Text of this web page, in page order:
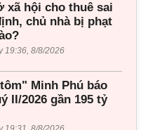
xã hội cho thuê sai
chủ nhà bị phạt
19:36, 8/8/2026
Minh Phú báo
II/2026 gần 195 tỷ